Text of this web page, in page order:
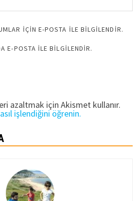
IÇIN E-POSTA ILE BILGILENDIR.
E-POSTA ILE BILGILENDIR.
azaltmak için Akismet kullanır.
işlendiğini öğrenin.